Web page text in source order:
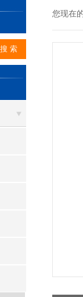
您现在